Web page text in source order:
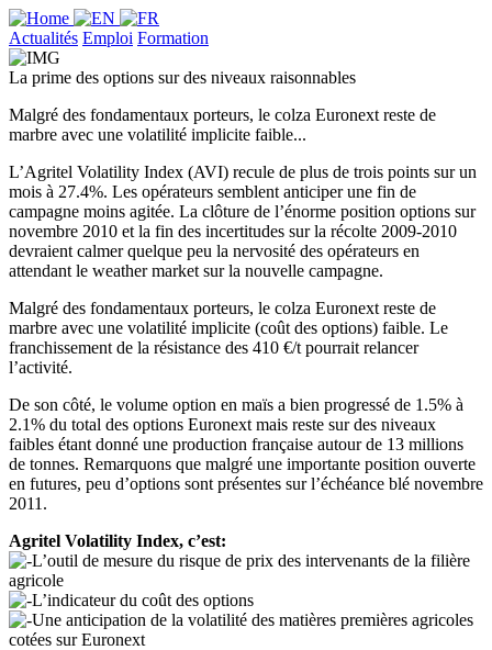
Actualités Emploi Formation
La prime des options sur des niveaux raisonnables
Malgré des fondamentaux porteurs, le colza Euronext reste de
marbre avec une volatilité implicite faible...
L’Agritel Volatility Index (AVI) recule de plus de trois points sur un
mois à 27.4%. Les opérateurs semblent anticiper une fin de
campagne moins agitée. La clôture de l’énorme position options sur
novembre 2010 et la fin des incertitudes sur la récolte 2009-2010
devraient calmer quelque peu la nervosité des opérateurs en
attendant le weather market sur la nouvelle campagne.
Malgré des fondamentaux porteurs, le colza Euronext reste de
marbre avec une volatilité implicite (coût des options) faible. Le
franchissement de la résistance des 410 €/t pourrait relancer
l’activité.
De son côté, le volume option en maïs a bien progressé de 1.5% à
2.1% du total des options Euronext mais reste sur des niveaux
faibles étant donné une production française autour de 13 millions
de tonnes. Remarquons que malgré une importante position ouverte
en futures, peu d’options sont présentes sur l’échéance blé novembre
2011.
Agritel Volatility Index, c’est:
L’outil de mesure du risque de prix des intervenants de la filière
agricole
L’indicateur du coût des options
Une anticipation de la volatilité des matières premières agricoles
cotées sur Euronext